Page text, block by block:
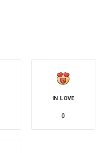
IN LOVE
0